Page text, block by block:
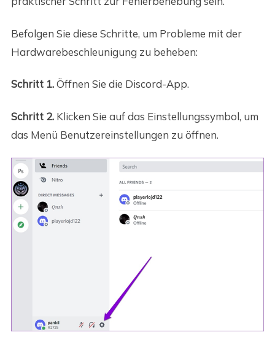
Befolgen Sie diese Schritte, um Probleme mit der
Hardwarebeschleunigung zu beheben:
Schritt 1.Öffnen Sie die Discord-App.
Schritt 2. Klicken Sie auf das Einstellungssymbol, um
das Menü Benutzereinstellungen zu öffnen.